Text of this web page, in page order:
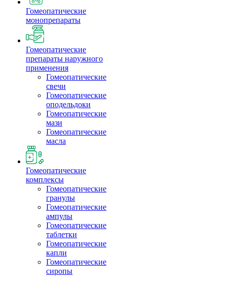
Гомеопатические
монопрепараты
Гомеопатические
препараты наружного
применения
Гомеопатические
свечи
Гомеопатические
оподельдоки
Гомеопатические
мази
Гомеопатические
масла
Гомеопатические
комплексы
Гомеопатические
гранулы
Гомеопатические
ампулы
Гомеопатические
таблетки
Гомеопатические
капли
Гомеопатические
сиропы